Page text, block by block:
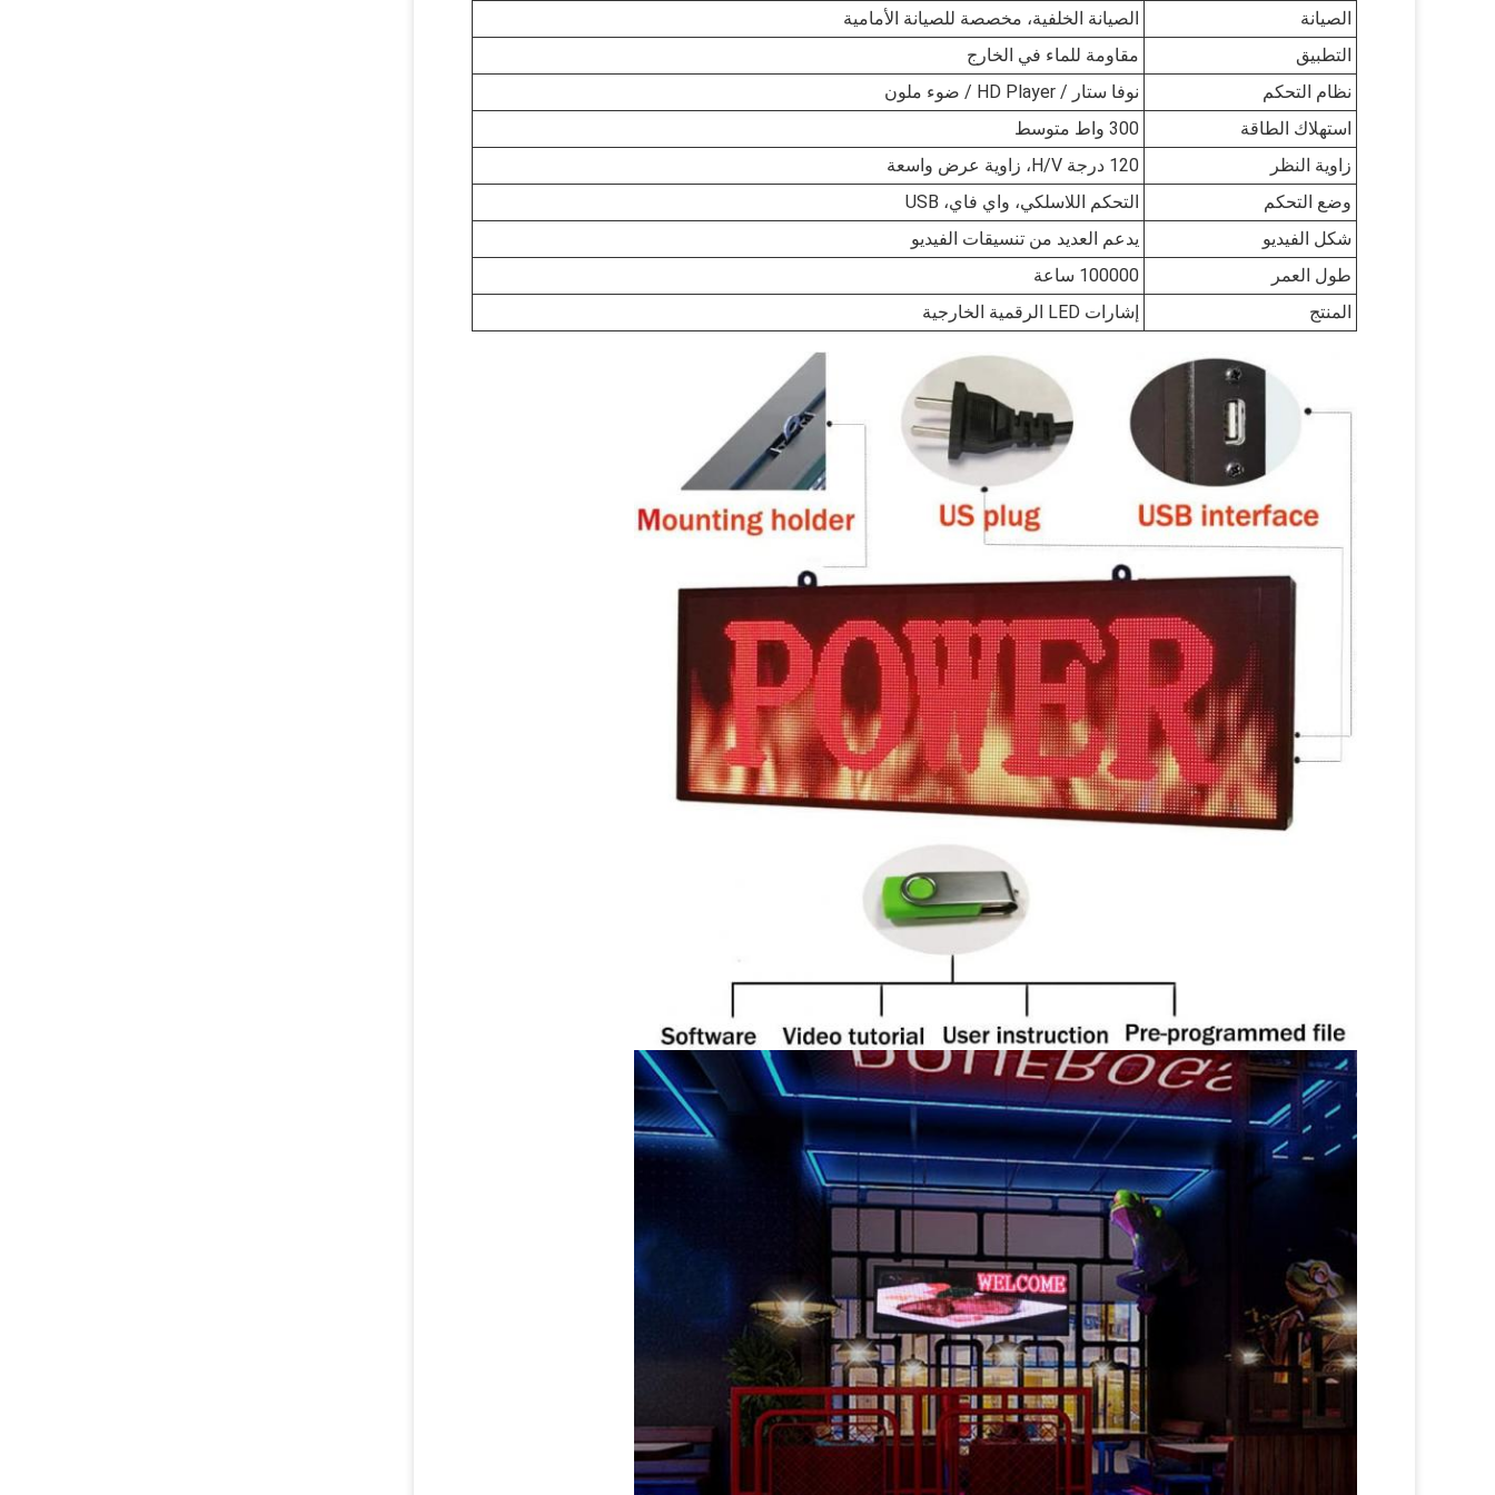
الصيانة
الصيانة الخلفية، مخصصة للصيانة الأمامية
التطبيق
مقاومة للماء في الخارج
نظام التحكم
نوفا ستار / HD Player / ضوء ملون
استهلاك الطاقة
300 واط متوسط
زاوية النظر
120 درجة H/V، زاوية عرض واسعة
وضع التحكم
التحكم اللاسلكي، واي فاي، USB
شكل الفيديو
يدعم العديد من تنسيقات الفيديو
طول العمر
100000 ساعة
المنتج
إشارات LED الرقمية الخارجية